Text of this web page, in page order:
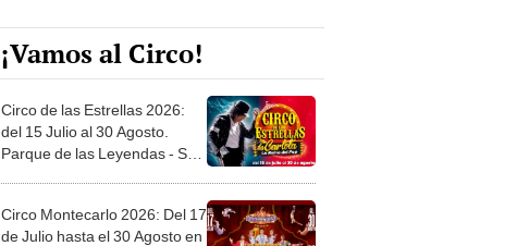
¡Vamos al Circo!
Circo de las Estrellas 2026:
del 15 Julio al 30 Agosto.
Parque de las Leyendas - San
Circo Montecarlo 2026: Del 17
de Julio hasta el 30 Agosto en